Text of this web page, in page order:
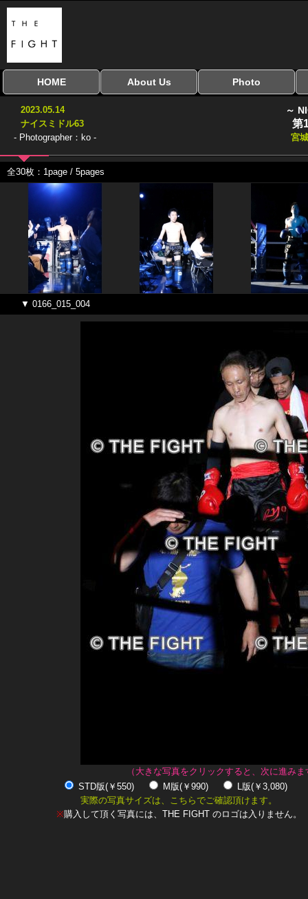
HOME
全興行を表示
ナイスミドル
アマチュアキック
協議会
全日本学生キック
建武館キッズ大会
Bigbang
おやじファイト
About Us Photo
2023.05.14
ナイスミドル63
- Photographer：ko -
～
第
宮
全30枚：1page / 5pages
▼ 0166_015_004
（大きな写真をクリックすると、次に進みま
STD版(￥550)
M版(￥990)
L版(￥3,080)
実際の写真サイズは、こちらでご確認頂けます。
※購入して頂く写真には、THE FIGHT のロゴは入りません。